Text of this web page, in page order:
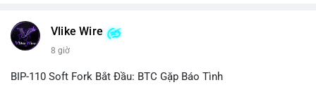
này có thể phản ánh ba kịch bản chính: thứ nhất, cá voi đang
chuẩn bị thanh khoản bằng cách chuyển lên sàn giao dịch, tạo
để nắm giữ dài hạn, thể hiện niềm tin vào xu hướng tăng; thứ
Vlike Wire
8 giờ
BIP-110 Soft Fork Bắt Đầu: BTC Gặp Báo Tình